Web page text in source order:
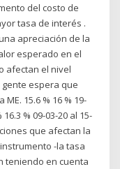
del costo de
tasa de interés .
apreciación de la
esperado en el
afectan el nivel
espera que
15.6 % 16 % 19-
% 09-03-20 al 15-
que afectan la
-la tasa
teniendo en cuenta